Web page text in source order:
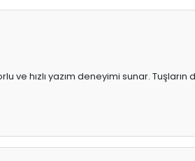
hızlı yazım deneyimi sunar. Tuşların